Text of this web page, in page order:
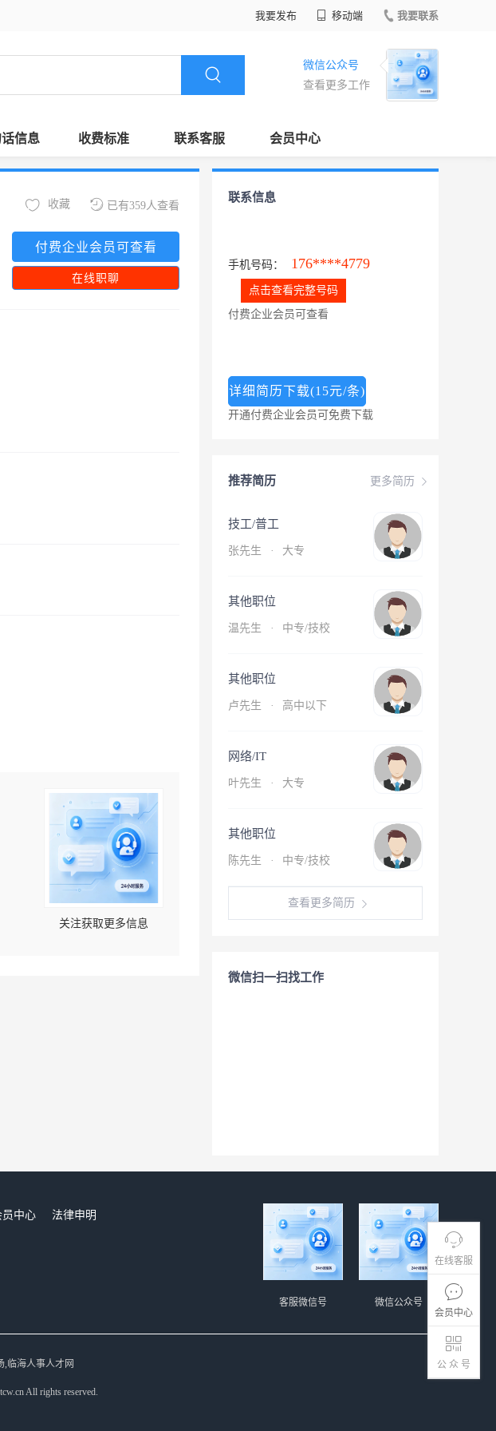
我要发布 移动端 我要联系
微信公众号
查看更多工作
信息 收费标准 联系客服 会员中心
在线客服
会员中心
公 众 号
已有359人查看
收藏
付费企业会员可查看
在线职聊
关注获取更多信息
联系信息
手机号码： 176****4779
点击查看完整号码
付费企业会员可查看
详细简历下载(15元/条)
开通付费企业会员可免费下载
更多简历
推荐简历
技工/普工
张先生 · 大专
其他职位
温先生 · 中专/技校
其他职位
卢先生 · 高中以下
网络/IT
叶先生 · 大专
其他职位
陈先生 · 中专/技校
查看更多简历
微信扫一扫找工作
员中心
法律申明
微信公众号
客服微信号
,临海人事人才网
All rights reserved.